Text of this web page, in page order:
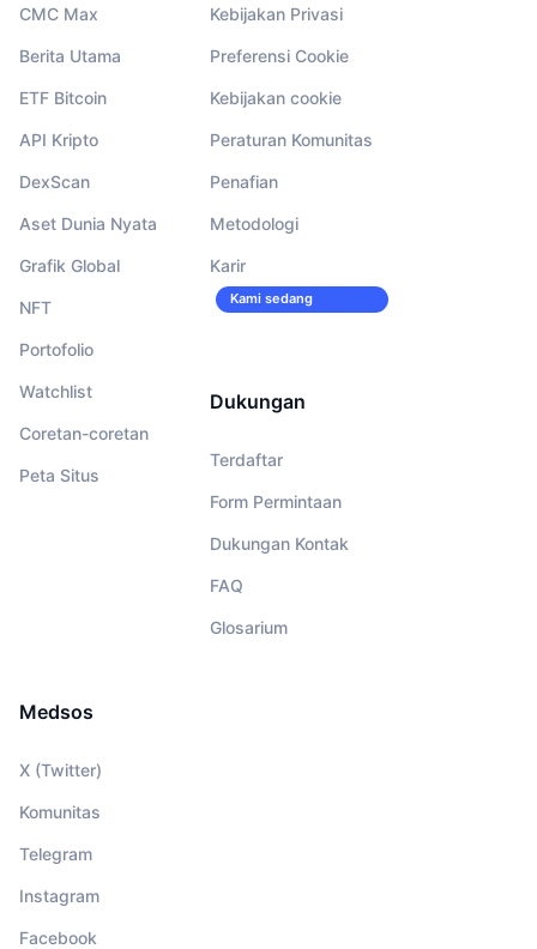
CMC Max
Berita Utama
ETF Bitcoin
API Kripto
DexScan
Aset Dunia Nyata
Grafik Global
NFT
Portofolio
Watchlist
Coretan-coretan
Peta Situs
Kebijakan Privasi
Preferensi Cookie
Kebijakan cookie
Peraturan Komunitas
Penafian
Metodologi
Karir
Kami sedang
merekrut!
Dukungan
Terdaftar
Form Permintaan
Dukungan Kontak
FAQ
Glosarium
Medsos
X (Twitter)
Komunitas
Telegram
Instagram
Facebook